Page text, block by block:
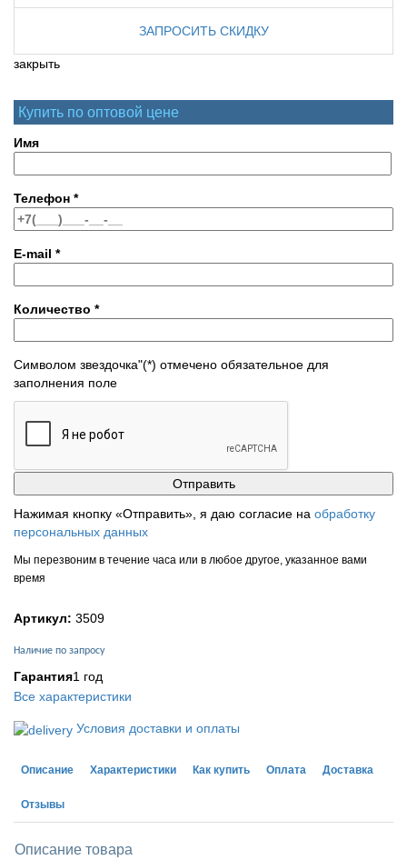
ЗАПРОСИТЬ СКИДКУ
закрыть
Купить по оптовой цене
Имя
Телефон *
E-mail *
Количество *
Символом звездочка"(*) отмечено обязательное для
заполнения поле
Нажимая кнопку «Отправить», я даю согласие на обработку
персональных данных
Мы перезвоним в течение часа или в любое другое, указанное вами
время
Артикул: 3509
Наличие по запросу
Гарантия1 год
Все характеристики
Условия доставки и оплаты
Описание Характеристики Как купить Оплата Доставка
Отзывы
Описание товара